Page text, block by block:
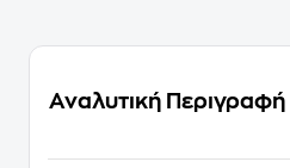
Αναλυτική Περιγραφή